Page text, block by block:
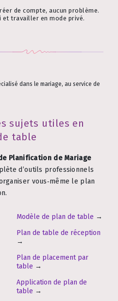
de compte, aucun problème.
et travailler en mode privé.
dans le mariage, au service de
sujets utiles en
table
Planification de Mariage
d’outils professionnels
vous‑même le plan
Modèle de plan de table →
Plan de table de réception
→
Plan de placement par
table →
Application de plan de
table →